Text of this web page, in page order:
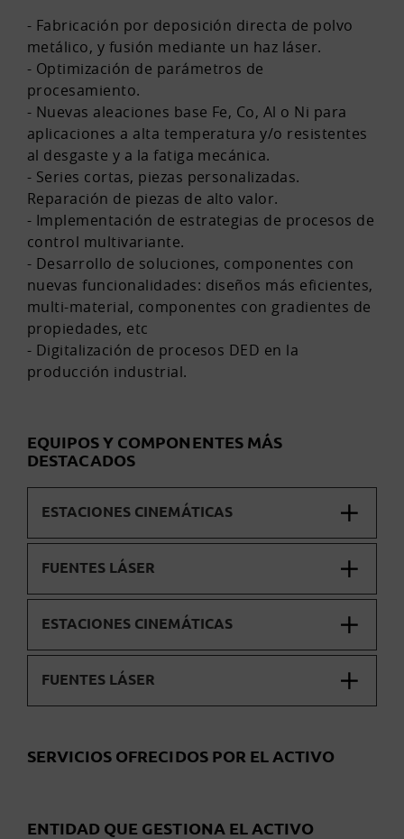
- Fabricación por deposición directa de polvo
metálico, y fusión mediante un haz láser.
- Optimización de parámetros de
procesamiento.
- Nuevas aleaciones base Fe, Co, Al o Ni para
aplicaciones a alta temperatura y/o resistentes
al desgaste y a la fatiga mecánica.
- Series cortas, piezas personalizadas.
Reparación de piezas de alto valor.
- Implementación de estrategias de procesos de
control multivariante.
- Desarrollo de soluciones, componentes con
nuevas funcionalidades: diseños más eficientes,
multi-material, componentes con gradientes de
propiedades, etc
- Digitalización de procesos DED en la
producción industrial.
EQUIPOS Y COMPONENTES MÁS
DESTACADOS
ESTACIONES CINEMÁTICAS
FUENTES LÁSER
ESTACIONES CINEMÁTICAS
FUENTES LÁSER
SERVICIOS OFRECIDOS POR EL ACTIVO
ENTIDAD QUE GESTIONA EL ACTIVO